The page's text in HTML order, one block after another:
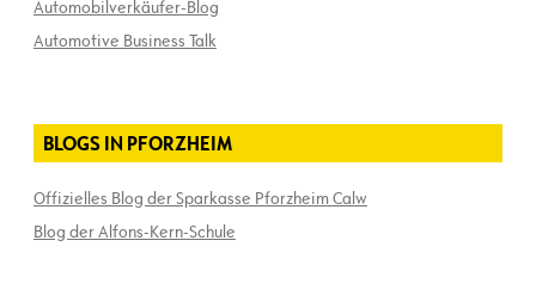
Automobilverkäufer-Blog
Automotive Business Talk
BLOGS IN PFORZHEIM
Offizielles Blog der Sparkasse Pforzheim Calw
Blog der Alfons-Kern-Schule